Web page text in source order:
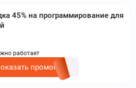
45% на программирование для
работает
промокод